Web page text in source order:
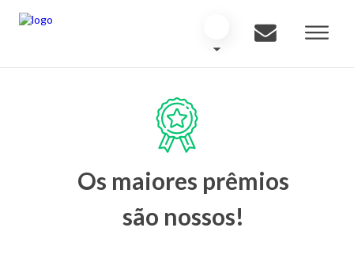
Os maiores prêmios
são nossos!